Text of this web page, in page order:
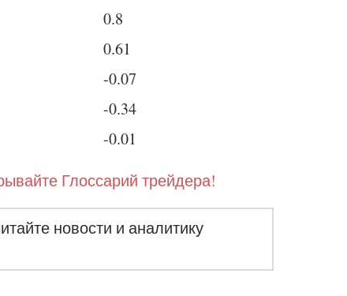
0.8
0.61
-0.07
-0.34
-0.01
Глоссарий трейдера!
новости и аналитику